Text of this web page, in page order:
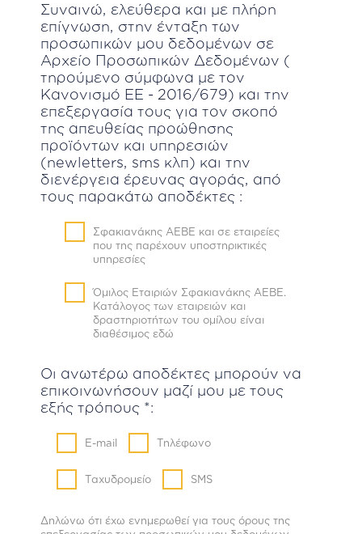
Συναινώ, ελεύθερα και με πλήρη
επίγνωση, στην ένταξη των
προσωπικών μου δεδομένων σε
Αρχείο Προσωπικών Δεδομένων (
τηρούμενο σύμφωνα με τον
Κανονισμό ΕΕ - 2016/679) και την
επεξεργασία τους για τον σκοπό
της απευθείας προώθησης
προϊόντων και υπηρεσιών
(newletters, sms κλπ) και την
διενέργεια έρευνας αγοράς, από
τους παρακάτω αποδέκτες :
Σφακιανάκης ΑΕΒΕ και σε εταιρείες
που της παρέχουν υποστηρικτικές
υπηρεσίες
Όμιλος Εταιριών Σφακιανάκης ΑΕΒΕ.
Κατάλογος των εταιρειών και
δραστηριοτήτων του ομίλου είναι
διαθέσιμος εδώ
Οι ανωτέρω αποδέκτες μπορούν να
επικοινωνήσουν μαζί μου με τους
εξής τρόπους *:
E-mail Τηλέφωνο
Ταχυδρομείο SMS
Δηλώνω ότι έχω ενημερωθεί για τους όρους της